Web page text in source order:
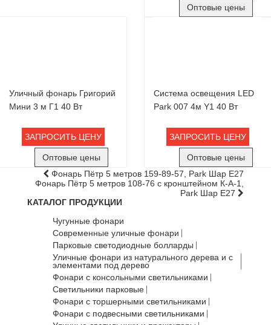
Оптовые цены
Уличный фонарь Григорий
Мини 3 м Г1 40 Вт
ЗАПРОСИТЬ ЦЕНУ
Оптовые цены
Система освещения LED
Park 007 4м Y1 40 Вт
ЗАПРОСИТЬ ЦЕНУ
Оптовые цены
Фонарь Пётр 5 метров 159-89-57, Park Шар Е27
Фонарь Пётр 5 метров 108-76 с кронштейном К-А-1,
Park Шар Е27
КАТАЛОГ ПРОДУКЦИИ
Чугунные фонари
Современные уличные фонари
Парковые светодиодные болларды
Уличные фонари из натурального дерева и с
элементами под дерево
Фонари с консольными светильниками
Светильники парковые
Фонари с торшерными светильниками
Фонари с подвесными светильниками